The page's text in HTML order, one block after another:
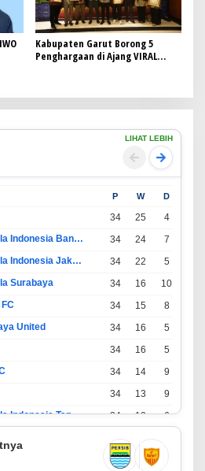
Kabupaten Garut Borong 5
Penghargaan di Ajang VIRAL
LIHAT LEBIH
P W D
34 25 4
Persatuan Sepak Bola Indonesia Bandung 34 24 7
Persatuan Sepak Bola Indonesia Jakarta 34 22 5
Surabaya 34 16 10
34 15 8
United 34 16 5
34 16 5
34 14 9
34 13 9
Persatuan Sepak Bola Indonesia Tangerang 34 13 6
34 11